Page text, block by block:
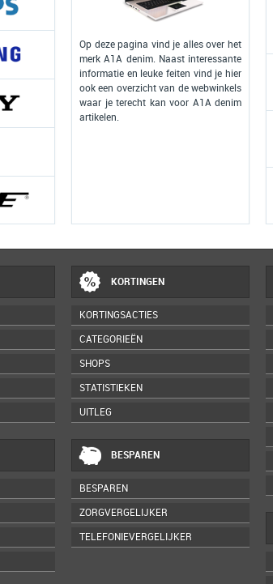
2
3
Op deze pagina vind je alles over het
merk A1A denim. Naast interessante
informatie en leuke feiten vind je hier
ook een overzicht van de webwinkels
waar je terecht kan voor A1A denim
artikelen.
KORTINGEN
KORTINGSACTIES
CATEGORIEËN
SHOPS
STATISTIEKEN
UITLEG
BESPAREN
BESPAREN
ZORGVERGELIJKER
TELEFONIEVERGELIJKER